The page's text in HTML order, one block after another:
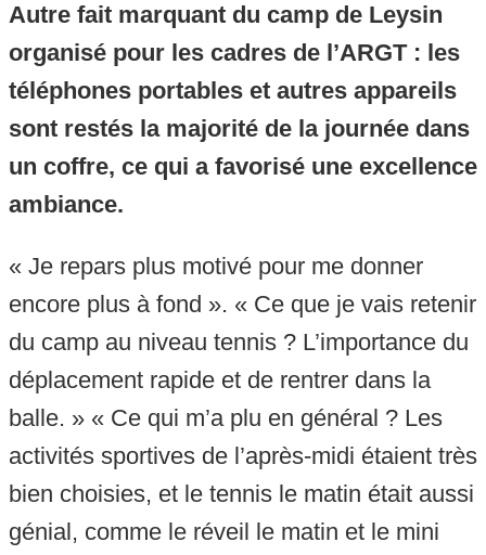
Autre fait marquant du camp de Leysin
organisé pour les cadres de l’ARGT : les
téléphones portables et autres appareils
sont restés la majorité de la journée dans
un coffre, ce qui a favorisé une excellence
ambiance.
« Je repars plus motivé pour me donner
encore plus à fond ». « Ce que je vais retenir
du camp au niveau tennis ? L’importance du
déplacement rapide et de rentrer dans la
balle. » « Ce qui m’a plu en général ? Les
activités sportives de l’après-midi étaient très
bien choisies, et le tennis le matin était aussi
génial, comme le réveil le matin et le mini